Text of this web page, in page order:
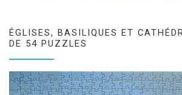
ÉGLISES, BASILIQUES ET
DE 54 PUZZLES